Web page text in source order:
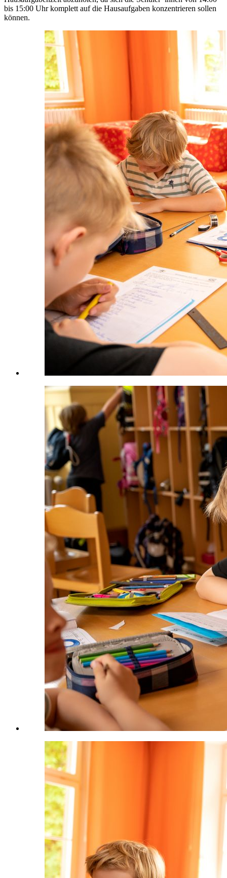
bis 15:00 Uhr komplett auf die Hausaufgaben konzentrieren sollen
können.